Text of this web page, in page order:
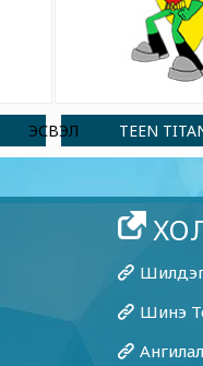
ЭСВЭЛ TEEN